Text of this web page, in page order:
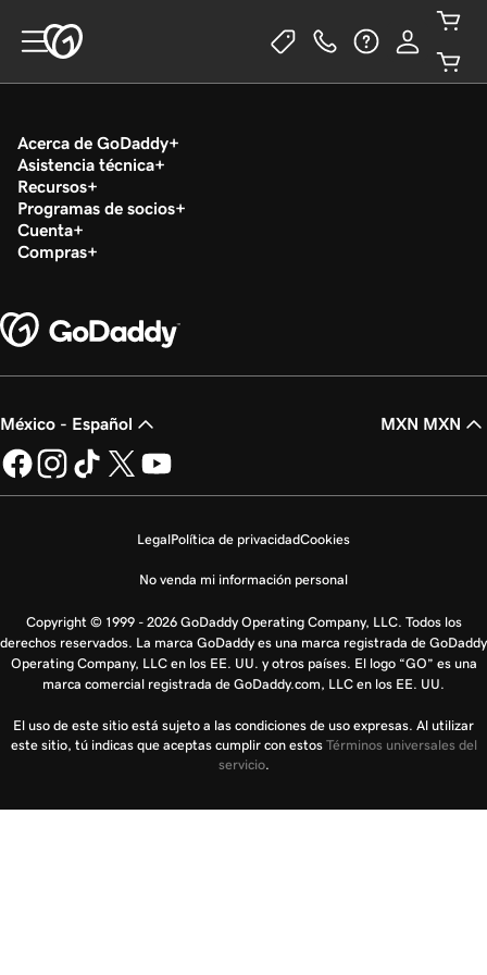
Acerca de GoDaddy
Asistencia técnica
Recursos
Programas de socios
Cuenta
Compras
México - Español MXN MXN
LegalPolítica de privacidadCookies
No venda mi información personal
Copyright © 1999 - 2026 GoDaddy Operating Company, LLC. Todos los
derechos reservados. La marca GoDaddy es una marca registrada de GoDaddy
Operating Company, LLC en los EE. UU. y otros países. El logo “GO” es una
marca comercial registrada de GoDaddy.com, LLC en los EE. UU.
El uso de este sitio está sujeto a las condiciones de uso expresas. Al utilizar
este sitio, tú indicas que aceptas cumplir con estos Términos universales del
servicio.